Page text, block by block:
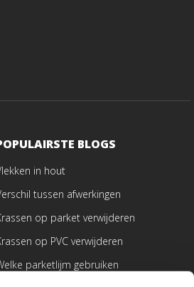
BLOGS
in hout
tussen afwerkingen
op parket verwijderen
op PVC verwijderen
parketlijm gebruiken